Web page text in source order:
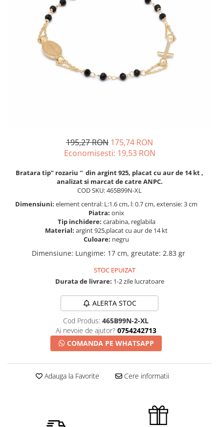
SETURI BIJUTERII
ACE DE CRAVATA
BRATARI PENTRU PICIOR
BRATARA TIP ROZARIU
LANTURI TIP ROZARIU
195,27 RON 175,74 RON
Economisesti: 19,53 RON
Bratara tip" rozariu '' din argint 925, placat cu aur de 14 kt ,
analizat si marcat de catre ANPC.
COD SKU: 465B99N-XL
Dimensiuni: element central: L:1.6 cm, l: 0.7 cm, extensie: 3 cm
Piatra: onix
Tip inchidere: carabina, reglabila
Material: argint 925,placat cu aur de 14 kt
Culoare: negru
Dimensiune: Lungime: 17 cm, greutate: 2.83 gr
STOC EPUIZAT
Durata de livrare: 1-2 zile lucratoare
ALERTA STOC
Cod Produs: 465B99N-2-XL
Ai nevoie de ajutor? 0754242713
COMANDA PE WHATSAPP
Adauga la Favorite Cere informatii